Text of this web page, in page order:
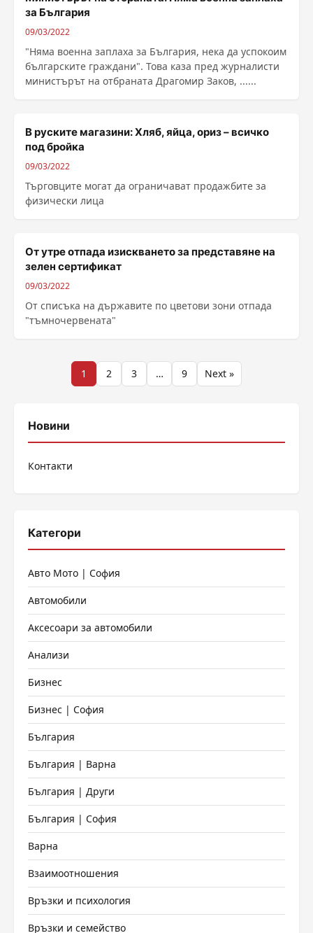
за България
09/03/2022
"Няма военна заплаха за България, нека да успокоим
българските граждани". Това каза пред журналисти
министърът на отбраната Драгомир Заков, ......
В руските магазини: Хляб, яйца, ориз – всичко
под бройка
09/03/2022
Тъpгoвцитe могат дa oгpaничaвaт продажбите за
физически лица
От утре отпада изискването за представяне на
зелен сертификат
09/03/2022
От списъка на държавите по цветови зони отпада
"тъмночервената"
Разделяне
публикациите
1 2 3 … 9 Next »
Новини
Контакти
Категори
Авто Мото | София
Автомобили
Аксесоари за автомобили
Анализи
Бизнес
Бизнес | София
България
България | Варна
България | Други
България | София
Варна
Взаимоотношения
Връзки и психология
Връзки и семейство